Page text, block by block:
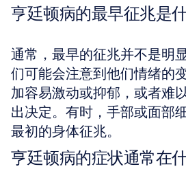
亨廷顿病的最早征兆是
通常，最早的征兆并不是明
们可能会注意到他们情绪的
加容易激动或抑郁，或者难
出决定。有时，手部或面部
最初的身体征兆。
亨廷顿病的症状通常在